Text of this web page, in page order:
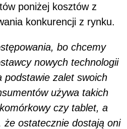
poniżej kosztów z
konkurencji z rynku.
bo chcemy
nowych technologii
podstawie zalet swoich
używa takich
czy tablet, a
że ostatecznie dostają oni